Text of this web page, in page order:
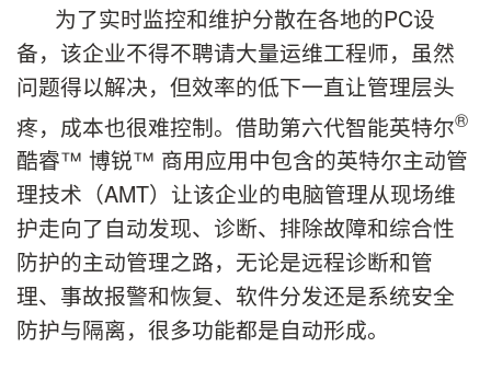
为了实时监控和维护分散在各地的PC设
备，该企业不得不聘请大量运维工程师，虽然
问题得以解决，但效率的低下一直让管理层头
疼，成本也很难控制。借助第六代智能英特尔®
酷睿™ 博锐™ 商用应用中包含的英特尔主动管
理技术（AMT）让该企业的电脑管理从现场维
护走向了自动发现、诊断、排除故障和综合性
防护的主动管理之路，无论是远程诊断和管
理、事故报警和恢复、软件分发还是系统安全
防护与隔离，很多功能都是自动形成。